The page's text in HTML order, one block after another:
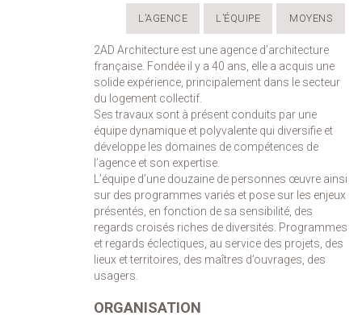
L’AGENCE L’ÉQUIPE MOYENS
2AD Architecture est une agence d’architecture
française. Fondée il y a 40 ans, elle a acquis une
solide expérience, principalement dans le secteur
du logement collectif.
Ses travaux sont à présent conduits par une
équipe dynamique et polyvalente qui diversifie et
développe les domaines de compétences de
l’agence et son expertise.
L’équipe d’une douzaine de personnes œuvre ainsi
sur des programmes variés et pose sur les enjeux
présentés, en fonction de sa sensibilité, des
regards croisés riches de diversités. Programmes
et regards éclectiques, au service des projets, des
lieux et territoires, des maîtres d’ouvrages, des
usagers.
ORGANISATION